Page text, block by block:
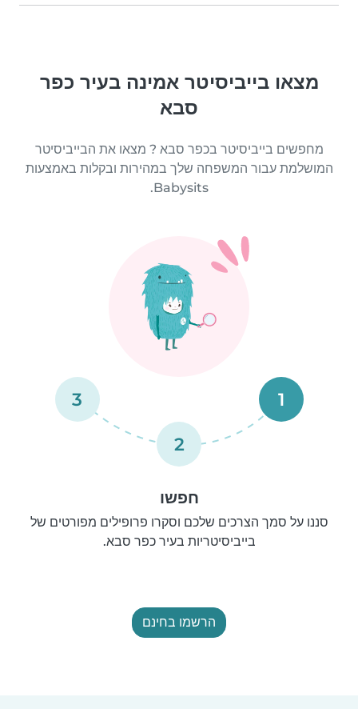
מצאו בייביסיטר אמינה בעיר כפר
סבא
מחפשים בייביסיטר בכפר סבא ? מצאו את הבייביסיטר
המושלמת עבור המשפחה שלך במהירות ובקלות באמצעות
Babysits.
1
2
3
חפשו
סננו על סמך הצרכים שלכם וסקרו פרופילים מפורטים של
בייביסיטריות בעיר כפר סבא.
הרשמו בחינם